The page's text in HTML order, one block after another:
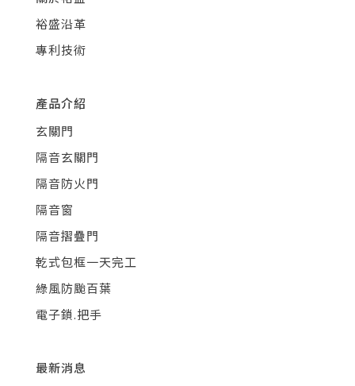
裕盛沿革
專利技術
產品介紹
玄關門
隔音玄關門
隔音防火門
隔音窗
隔音摺疊門
乾式包框一天完工
綠風防颱百葉
電子鎖.把手
最新消息